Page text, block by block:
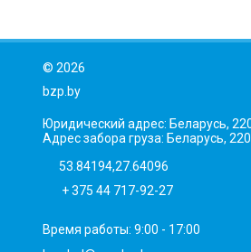
© 2026
bzp.by
Юридический адрес: Беларусь,
Адрес забора груза: Беларусь,
53.84194,27.64096
+ 375 44 717-92-27
Время работы: 9:00 - 17:00